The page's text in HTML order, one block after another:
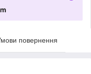
повернення